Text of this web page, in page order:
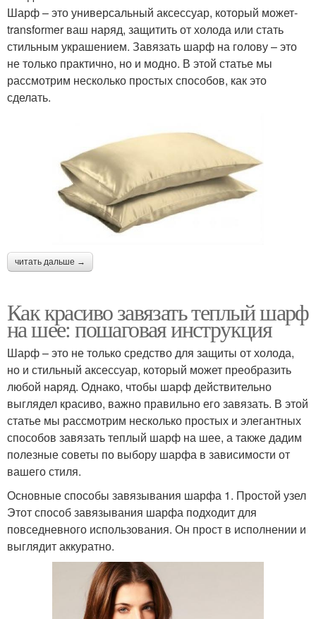
Шарф – это универсальный аксессуар, который может-
transformer ваш наряд, защитить от холода или стать
стильным украшением. Завязать шарф на голову – это
не только практично, но и модно. В этой статье мы
рассмотрим несколько простых способов, как это
сделать.
читать дальше →
Как красиво завязать теплый шарф
на шее: пошаговая инструкция
Шарф – это не только средство для защиты от холода,
но и стильный аксессуар, который может преобразить
любой наряд. Однако, чтобы шарф действительно
выглядел красиво, важно правильно его завязать. В этой
статье мы рассмотрим несколько простых и элегантных
способов завязать теплый шарф на шее, а также дадим
полезные советы по выбору шарфа в зависимости от
вашего стиля.
Основные способы завязывания шарфа 1. Простой узел
Этот способ завязывания шарфа подходит для
повседневного использования. Он прост в исполнении и
выглядит аккуратно.